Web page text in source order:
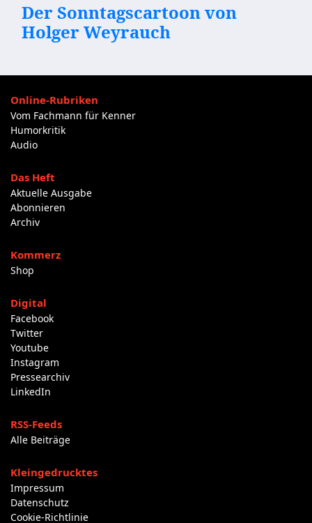
Der Sonntagscartoon von
Holger Weyrauch
Online-Rubriken
Vom Fachmann für Kenner
Humorkritik
Audio
Das Heft
Aktuelle Ausgabe
Abonnieren
Archiv
Kommerz
Shop
Digital
Facebook
Twitter
Youtube
Instagram
Pressearchiv
LinkedIn
RSS-Feeds
Alle Beiträge
Kleingedrucktes
Impressum
Datenschutz
Cookie-Richtlinie